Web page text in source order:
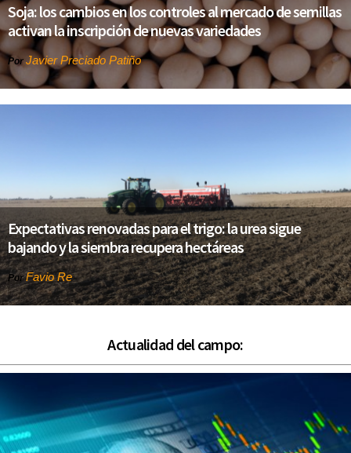
Soja: los cambios en los controles al mercado de semillas
activan la inscripción de nuevas variedades
Por Javier Preciado Patiño
Expectativas renovadas para el trigo: la urea sigue
bajando y la siembra recupera hectáreas
PorFavio Re
Actualidad del campo: